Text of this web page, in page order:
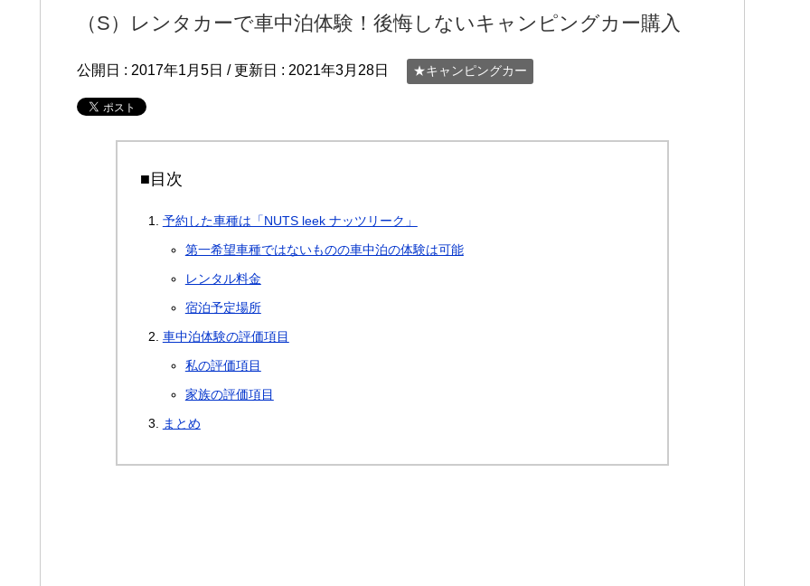
（S）レンタカーで車中泊体験！後悔しないキャンピングカー購入
公開日 : 2017年1月5日 / 更新日 : 2021年3月28日 ★キャンピングカー
■目次
予約した車種は「NUTS leek ナッツリーク」
第一希望車種ではないものの車中泊の体験は可能
レンタル料金
宿泊予定場所
車中泊体験の評価項目
私の評価項目
家族の評価項目
まとめ